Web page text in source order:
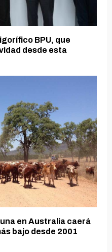
BPU, que
desde esta
en Australia caerá
bajo desde 2001